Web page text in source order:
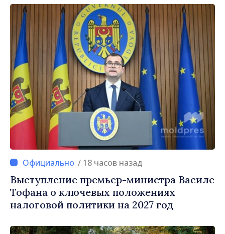
/ 18 часов назад
Выступление премьер-министра Василе
Тофана о ключевых положениях
налоговой политики на 2027 год